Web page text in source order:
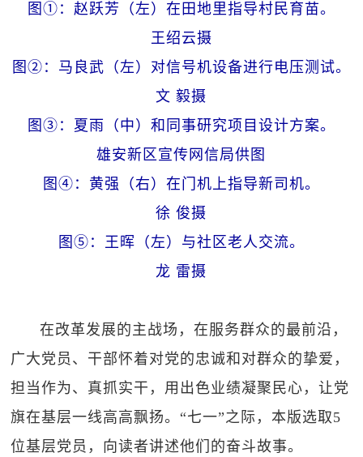
图①：赵跃芳（左）在田地里指导村民育苗。
王绍云摄
图②：马良武（左）对信号机设备进行电压测试。
文 毅摄
图③：夏雨（中）和同事研究项目设计方案。
雄安新区宣传网信局供图
图④：黄强（右）在门机上指导新司机。
徐 俊摄
图⑤：王晖（左）与社区老人交流。
龙 雷摄
在改革发展的主战场，在服务群众的最前沿，
广大党员、干部怀着对党的忠诚和对群众的挚爱，
担当作为、真抓实干，用出色业绩凝聚民心，让党
旗在基层一线高高飘扬。“七一”之际，本版选取5
位基层党员，向读者讲述他们的奋斗故事。